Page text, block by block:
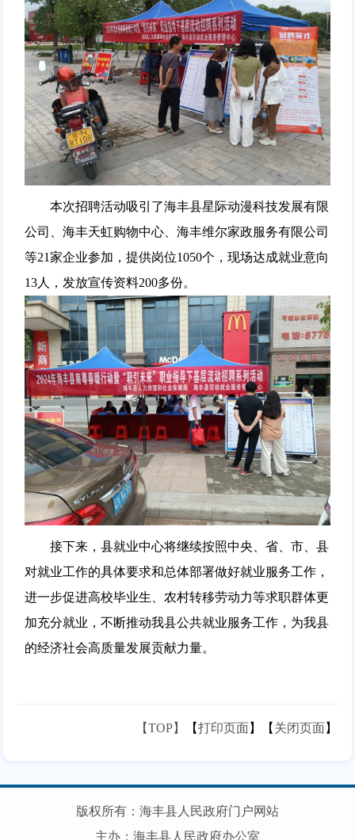
本次招聘活动吸引了海丰县星际动漫科技发展有限
公司、海丰天虹购物中心、海丰维尔家政服务有限公司
等21家企业参加，提供岗位1050个，现场达成就业意向
13人，发放宣传资料200多份。
接下来，县就业中心将继续按照中央、省、市、县
对就业工作的具体要求和总体部署做好就业服务工作，
进一步促进高校毕业生、农村转移劳动力等求职群体更
加充分就业，不断推动我县公共就业服务工作，为我县
的经济社会高质量发展贡献力量。
【TOP】 【打印页面】【 关闭页面】
版权所有：海丰县人民政府门户网站
主办：海丰县人民政府办公室